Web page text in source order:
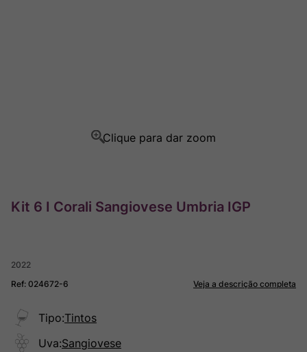
Kit 6 I Corali Sangiovese Umbria IGP
2022
Ref: 024672-6 Veja a descrição completa
Tipo:Tintos
Uva:Sangiovese